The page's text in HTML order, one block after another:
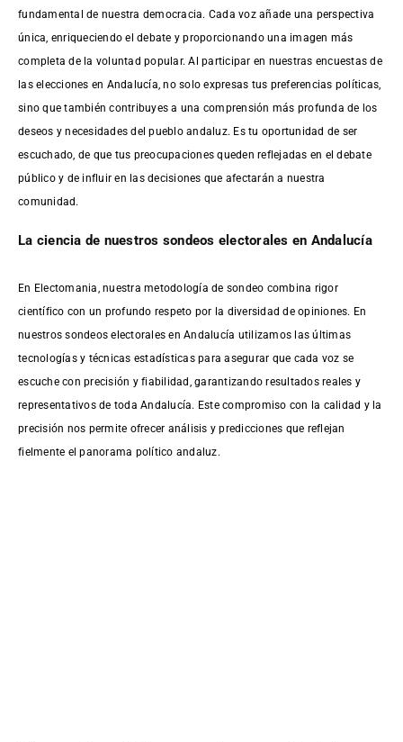
fundamental de nuestra democracia. Cada voz añade una perspectiva
única, enriqueciendo el debate y proporcionando una imagen más
completa de la voluntad popular. Al participar en nuestras encuestas de
las elecciones en Andalucía, no solo expresas tus preferencias políticas,
sino que también contribuyes a una comprensión más profunda de los
deseos y necesidades del pueblo andaluz. Es tu oportunidad de ser
escuchado, de que tus preocupaciones queden reflejadas en el debate
público y de influir en las decisiones que afectarán a nuestra
comunidad.
La ciencia de nuestros sondeos electorales en Andalucía
En Electomania, nuestra metodología de sondeo combina rigor
científico con un profundo respeto por la diversidad de opiniones. En
nuestros sondeos electorales en Andalucía utilizamos las últimas
tecnologías y técnicas estadísticas para asegurar que cada voz se
escuche con precisión y fiabilidad, garantizando resultados reales y
representativos de toda Andalucía. Este compromiso con la calidad y la
precisión nos permite ofrecer análisis y predicciones que reflejan
fielmente el panorama político andaluz.